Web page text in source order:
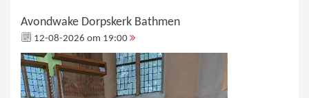
Avondwake Dorpskerk Bathmen
12-08-2026 om 19:00